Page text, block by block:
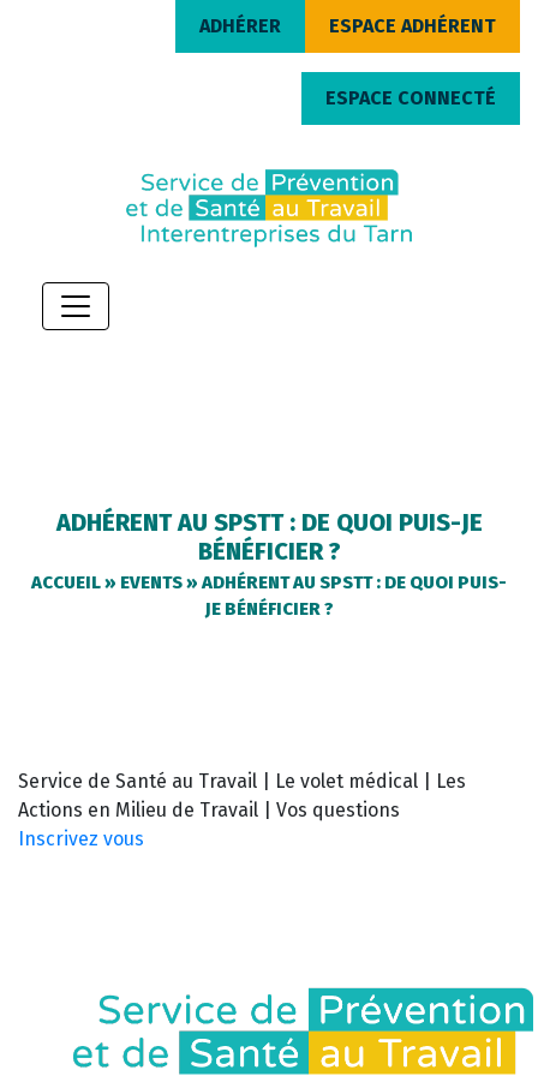
ADHÉRER ESPACE ADHÉRENT
ESPACE CONNECTÉ
ADHÉRENT AU SPSTT : DE QUOI PUIS-JE
BÉNÉFICIER ?
ACCUEIL» EVENTS»ADHÉRENT AU SPSTT : DE QUOI PUIS-
JE BÉNÉFICIER ?
Service de Santé au Travail | Le volet médical | Les
Actions en Milieu de Travail | Vos questions
Inscrivez vous